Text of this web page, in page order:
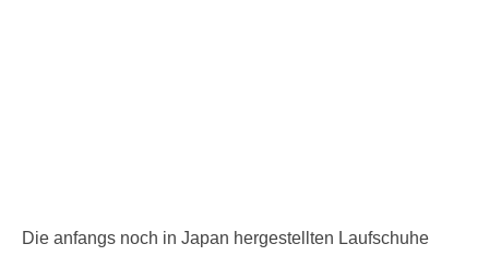
Die anfangs noch in Japan hergestellten Laufschuhe